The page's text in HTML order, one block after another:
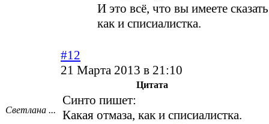
И это всё, что вы имеете
как и списиалистка.
Светлана ...
#12
21 Марта 2013 в 21:10
Цитата
Синто пишет:
Какая отмаза, как и списиалистка.